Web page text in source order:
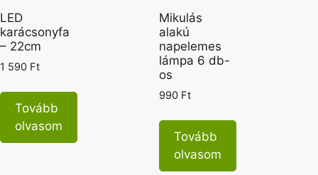
LED
karácsonyfa
– 22cm
1 590 Ft
Tovább
olvasom
Mikulás
alakú
napelemes
lámpa 6 db-
os
990 Ft
Tovább
olvasom